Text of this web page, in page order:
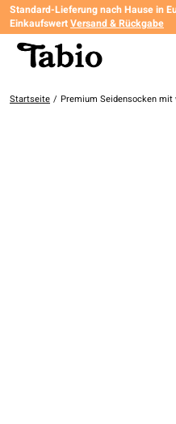
Standard-Lieferung nach Hause in
EinkaufswertVersand & Rückgabe
Startseite / Premium Seidensocken mit